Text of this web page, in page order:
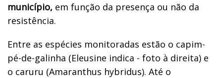
município, em função da presença ou não da
resistência.
Entre as espécies monitoradas estão o capim-
pé-de-galinha (Eleusine indica - foto à direita) e
o caruru (Amaranthus hybridus). Até o